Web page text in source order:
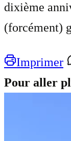
dixième
(forcément)
Imprimer
Pour aller